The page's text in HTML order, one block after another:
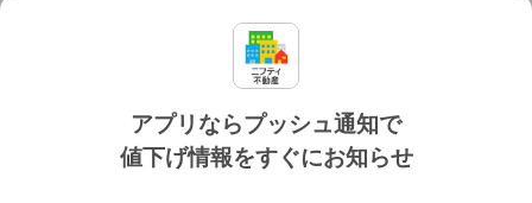
アプリならプッシュ通知で
値下げ情報をすぐにお知らせ
個人情報保護ポリシー 利用規約